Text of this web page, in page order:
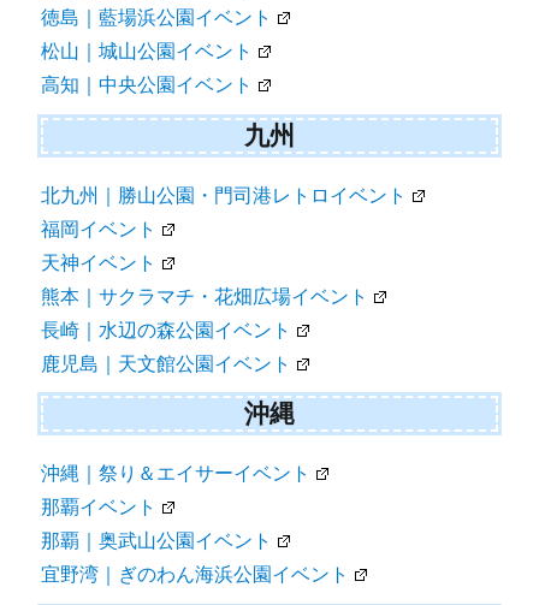
徳島｜藍場浜公園イベント
松山｜城山公園イベント
高知｜中央公園イベント
九州
北九州｜勝山公園・門司港レトロイベント
福岡イベント
天神イベント
熊本｜サクラマチ・花畑広場イベント
長崎｜水辺の森公園イベント
鹿児島｜天文館公園イベント
沖縄
沖縄｜祭り＆エイサーイベント
那覇イベント
那覇｜奥武山公園イベント
宜野湾｜ぎのわん海浜公園イベント